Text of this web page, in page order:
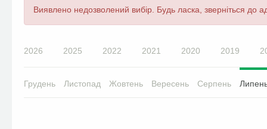
Повідомлення
Виявлено недозволений вибір. Будь ласка, зверніться до
2026 2025 2022 2021 2020 2019
Грудень Листопад Жовтень Вересень Серпень